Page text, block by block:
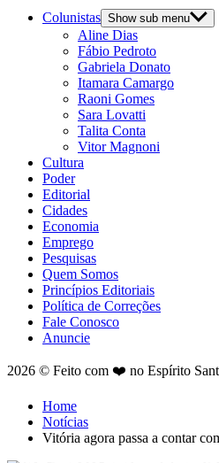
Colunistas Show sub menu
Aline Dias
Fábio Pedroto
Gabriela Donato
Itamara Camargo
Raoni Gomes
Sara Lovatti
Talita Conta
Vitor Magnoni
Cultura
Poder
Editorial
Cidades
Economia
Emprego
Pesquisas
Quem Somos
Princípios Editoriais
Política de Correções
Fale Conosco
Anuncie
2026 © Feito com ❤️ no Espírito
Home
Notícias
Vitória agora passa a contar